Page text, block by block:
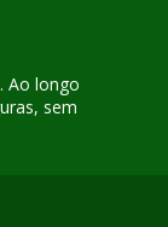
Ao longo
sem